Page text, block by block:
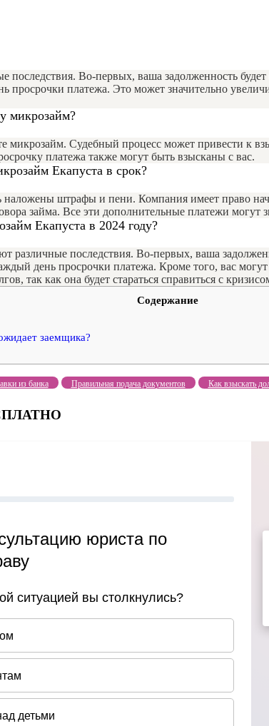
Во-первых, ваша задолженность будет
просрочки платежа. Это может значительно
микрозайм?
микрозайм. Судебный процесс может привести к
платежа также могут быть взысканы с вас.
Екапуста в срок?
штрафы и пени. Компания имеет право
займа. Все эти дополнительные платежи могут
Екапуста в 2024 году?
последствия. Во-первых, ваша
день просрочки платежа. Кроме того, вас
так как она будет стараться справиться с
Содержание
заемщика?
из банка Правильная подача документов Как взыскать